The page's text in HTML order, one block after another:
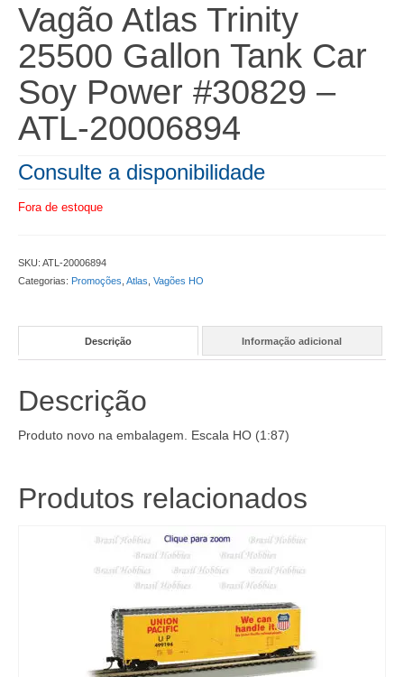
Vagão Atlas Trinity
25500 Gallon Tank Car
Soy Power #30829 –
ATL-20006894
Consulte a disponibilidade
Fora de estoque
SKU: ATL-20006894
Categorias: Promoções Atlas Vagões HO
Descrição Informação adicional
Descrição
Produto novo na embalagem. Escala HO (1:87)
Produtos relacionados